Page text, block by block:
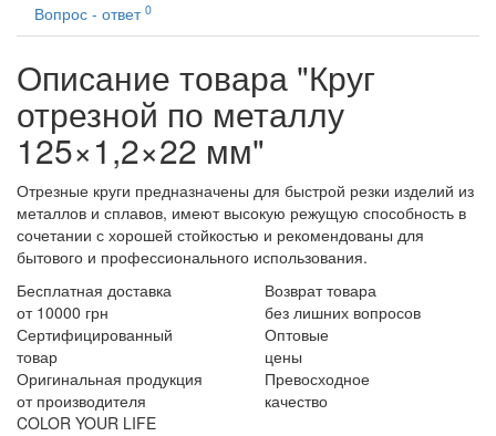
Вопрос - ответ 0
Описание товара "Круг
отрезной по металлу
125×1,2×22 мм"
Отрезные круги предназначены для быстрой резки изделий из
металлов и сплавов, имеют высокую режущую способность в
сочетании с хорошей стойкостью и рекомендованы для
бытового и профессионального использования.
Бесплатная доставка
от 10000 грн
Возврат товара
без лишних вопросов
Сертифицированный
товар
Оптовые
цены
Оригинальная продукция
от производителя
Превосходное
качество
COLOR YOUR LIFE